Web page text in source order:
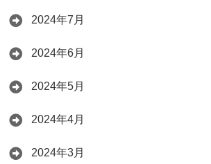
2024年7月
2024年6月
2024年5月
2024年4月
2024年3月